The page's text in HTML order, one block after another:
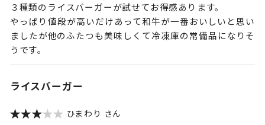
３種類のライスバーガーが試せてお得感あります。
やっぱり値段が高いだけあって和牛が一番おいしいと思い
ましたが他のふたつも美味しくて冷凍庫の常備品になりそ
うです。
ライスバーガー
ひまわり